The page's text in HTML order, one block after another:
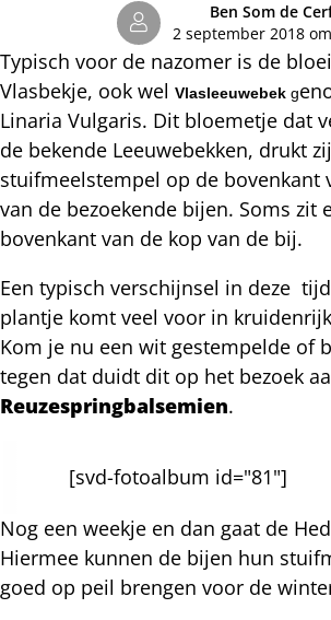
Ben Som de
2 september 2018
Typisch voor de nazomer is de
Vlasbekje, ook wel Vlasleeuwebek g
Linaria Vulgaris. Dit bloemetje dat
de bekende Leeuwebekken, drukt
stuifmeelstempel op de bovenkant
van de bezoekende bijen. Soms zit
bovenkant van de kop van de bij.
Een typisch verschijnsel in deze
plantje komt veel voor in
Kom je nu een wit gestempelde of
tegen dat duidt dit op het bezoek
Reuzespringbalsemien.
[svd-fotoalbum id="81"]
Nog een weekje en dan gaat de
Hiermee kunnen de bijen hun
goed op peil brengen voor de